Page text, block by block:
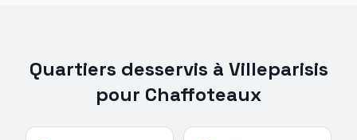
Quartiers desservis à Villeparisis
pour Chaffoteaux